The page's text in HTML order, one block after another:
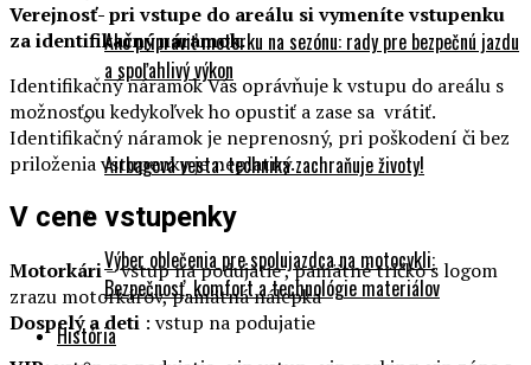
Ako pripraviť motorku na sezónu: rady pre bezpečnú jazdu
a spoľahlivý výkon
Airbagová vesta: technika zachraňuje životy!
Výber oblečenia pre spolujazdca na motocykli:
Bezpečnosť, komfort a technológie materiálov
História
Verejnosť- pri vstupe do areálu si vymeníte vstupenku
zaidentifikačnýnáramok.
Identifikačný náramok Vás oprávňuje k vstupu do areálu s
možnosťou kedykoľvek ho opustiť a zase sa vrátiť.
Identifikačný náramok je neprenosný, pri poškodení či bez
priloženia vstupenky je neplatný.
V cene vstupenky
Motorkári– vstup na podujatie , pamätné tričko s logom
zrazu motorkárov, pamätná nálepka
Dospelý a deti : vstup na podujatie